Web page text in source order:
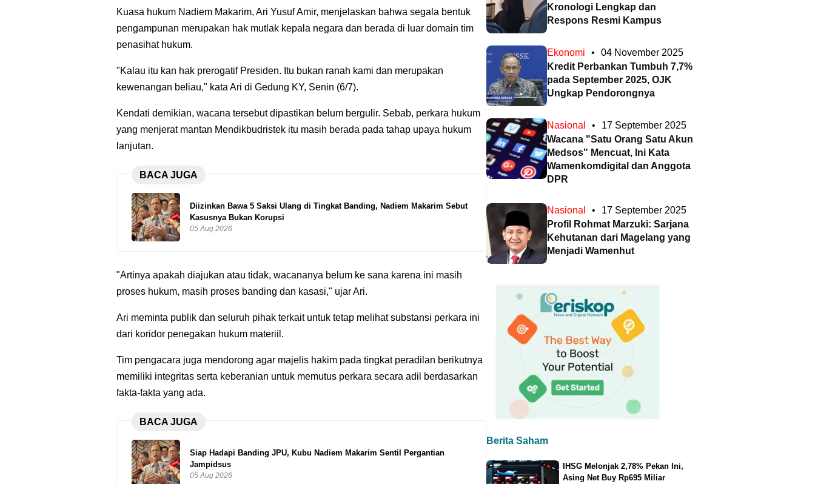
Kuasa hukum Nadiem Makarim, Ari Yusuf Amir, menjelaskan bahwa segala bentuk
pengampunan merupakan hak mutlak kepala negara dan berada di luar domain tim
penasihat hukum.
"Kalau itu kan hak prerogatif Presiden. Itu bukan ranah kami dan merupakan
kewenangan beliau," kata Ari di Gedung KY, Senin (6/7).
Kendati demikian, wacana tersebut dipastikan belum bergulir. Sebab, perkara hukum
yang menjerat mantan Mendikbudristek itu masih berada pada tahap upaya hukum
lanjutan.
BACA JUGA
Diizinkan Bawa 5 Saksi Ulang di Tingkat Banding, Nadiem Makarim Sebut
Kasusnya Bukan Korupsi
05 Aug 2026
"Artinya apakah diajukan atau tidak, wacananya belum ke sana karena ini masih
proses hukum, masih proses banding dan kasasi," ujar Ari.
Ari meminta publik dan seluruh pihak terkait untuk tetap melihat substansi perkara ini
dari koridor penegakan hukum materiil.
Tim pengacara juga mendorong agar majelis hakim pada tingkat peradilan berikutnya
memiliki integritas serta keberanian untuk memutus perkara secara adil berdasarkan
fakta-fakta yang ada.
BACA JUGA
Siap Hadapi Banding JPU, Kubu Nadiem Makarim Sentil Pergantian
Jampidsus
05 Aug 2026
Kronologi Lengkap dan
Respons Resmi Kampus
Ekonomi •
04 November 2025
Kredit Perbankan Tumbuh 7,7%
pada September 2025, OJK
Ungkap Pendorongnya
Nasional •
17 September 2025
Wacana "Satu Orang Satu Akun
Medsos" Mencuat, Ini Kata
Wamenkomdigital dan Anggota
DPR
Nasional •
17 September 2025
Profil Rohmat Marzuki: Sarjana
Kehutanan dari Magelang yang
Menjadi Wamenhut
Berita Saham
IHSG Melonjak 2,78% Pekan Ini,
Asing Net Buy Rp695 Miliar